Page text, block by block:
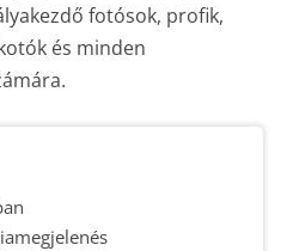
fotósok, profik,
és minden